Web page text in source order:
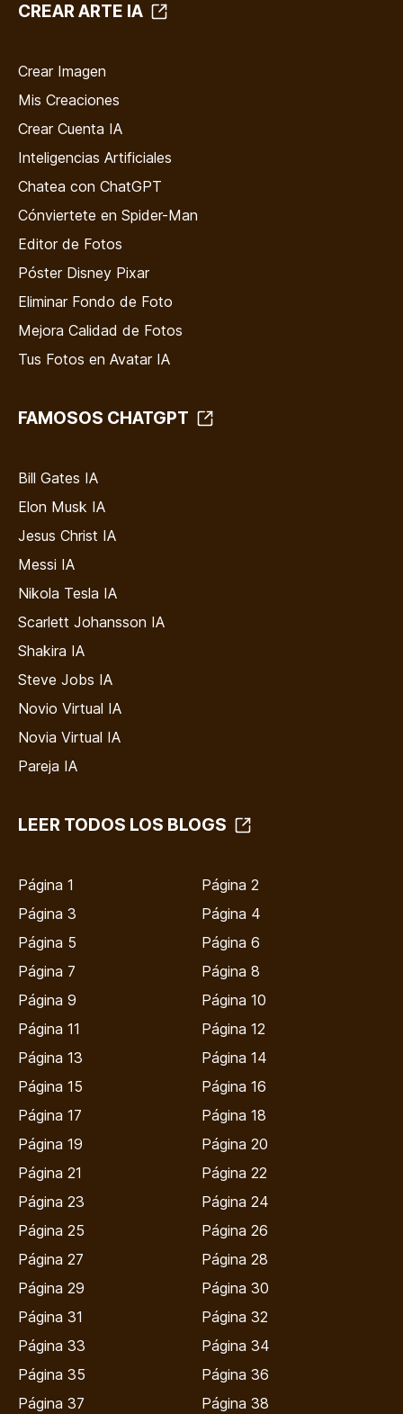
CREAR ARTE IA
Crear Imagen
Mis Creaciones
Crear Cuenta IA
Inteligencias Artificiales
Chatea con ChatGPT
Cónviertete en Spider-Man
Editor de Fotos
Póster Disney Pixar
Eliminar Fondo de Foto
Mejora Calidad de Fotos
Tus Fotos en Avatar IA
FAMOSOS CHATGPT
Bill Gates IA
Elon Musk IA
Jesus Christ IA
Messi IA
Nikola Tesla IA
Scarlett Johansson IA
Shakira IA
Steve Jobs IA
Novio Virtual IA
Novia Virtual IA
Pareja IA
LEER TODOS LOS BLOGS
Página 1
Página 2
Página 3
Página 4
Página 5
Página 6
Página 7
Página 8
Página 9
Página 10
Página 11
Página 12
Página 13
Página 14
Página 15
Página 16
Página 17
Página 18
Página 19
Página 20
Página 21
Página 22
Página 23
Página 24
Página 25
Página 26
Página 27
Página 28
Página 29
Página 30
Página 31
Página 32
Página 33
Página 34
Página 35
Página 36
Página 37
Página 38